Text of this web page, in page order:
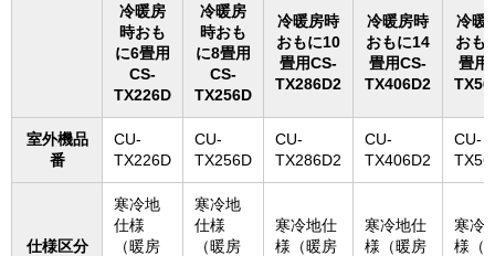
冷暖房
時おも
に6畳用
CS-
TX226D
冷暖房
時おも
に8畳用
CS-
TX256D
冷暖房時
おもに10
畳用CS-
TX286D2
冷暖房時
おもに14
畳用CS-
TX406D2
冷暖
おも
畳用
室外機品
番
CU-
TX226D
CU-
TX256D
CU-
TX286D2
CU-
TX406D2
CU-
仕様区分
寒冷地
仕様
（暖房
寒冷地
仕様
（暖房
寒冷地仕
様（暖房
寒冷地仕
様（暖房
寒冷
様（